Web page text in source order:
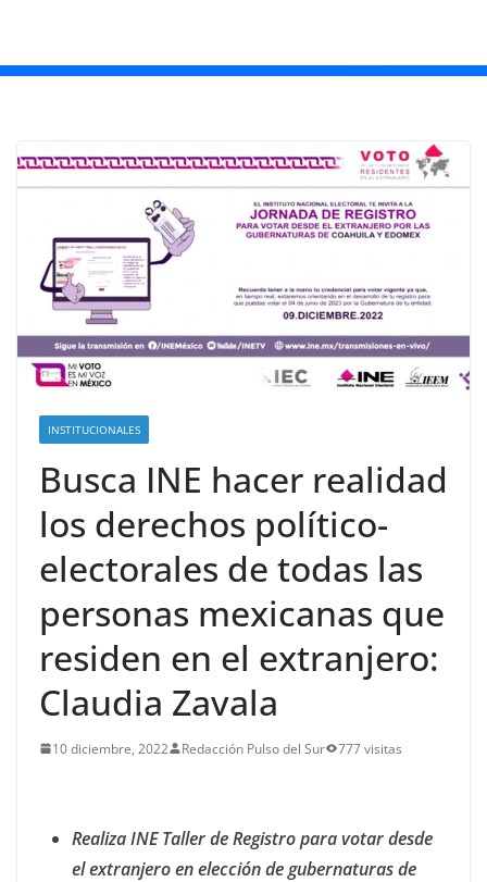
INSTITUCIONALES
Busca INE hacer realidad
los derechos político-
electorales de todas las
personas mexicanas que
residen en el extranjero:
Claudia Zavala
10 diciembre, 2022 Redacción Pulso del Sur 777 visitas
Realiza INE Taller de Registro para votar desde
el extranjero en elección de gubernaturas de